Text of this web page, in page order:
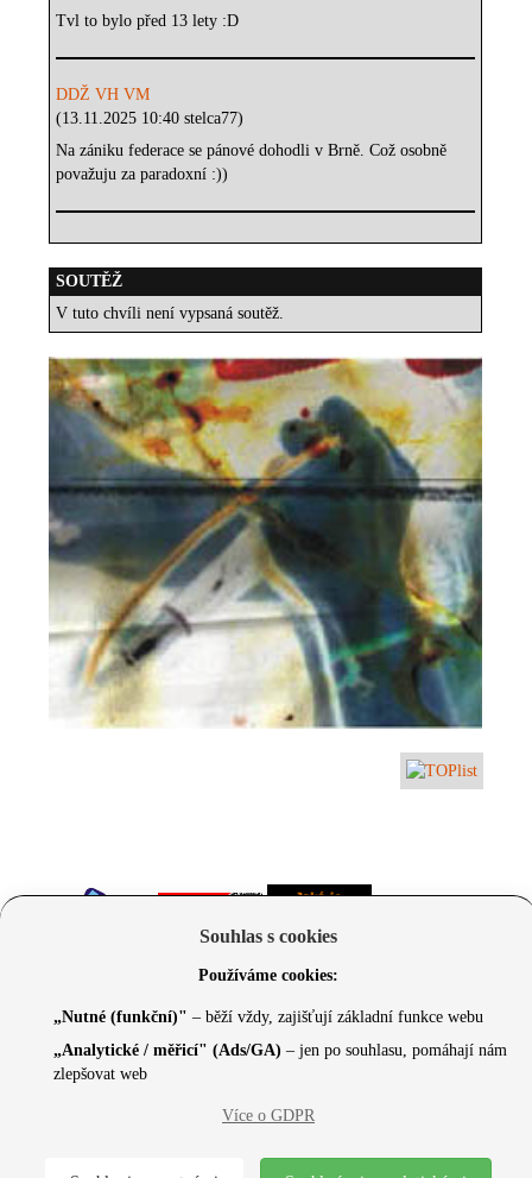
Tvl to bylo před 13 lety :D
DDŽ VH VM
(13.11.2025 10:40 stelca77)
Na zániku federace se pánové dohodli v Brně. Což osobně
považuju za paradoxní :))
SOUTĚŽ
V tuto chvíli není vypsaná soutěž.
neziskovky.cz) | Design concept by
Souhlas s cookies
Používáme cookies:
„Nutné (funkční)" – běží vždy, zajišťují základní funkce webu
„Analytické / měřicí" (Ads/GA) – jen po souhlasu, pomáhají nám
zlepšovat web
Více o GDPR